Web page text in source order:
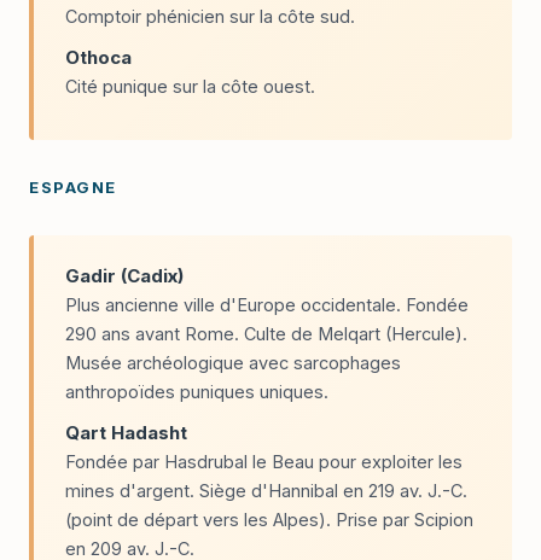
Comptoir phénicien sur la côte sud.
Othoca
Cité punique sur la côte ouest.
ESPAGNE
Gadir (Cadix)
Plus ancienne ville d'Europe occidentale. Fondée
290 ans avant Rome. Culte de Melqart (Hercule).
Musée archéologique avec sarcophages
anthropoïdes puniques uniques.
Qart Hadasht
Fondée par Hasdrubal le Beau pour exploiter les
mines d'argent. Siège d'Hannibal en 219 av. J.-C.
(point de départ vers les Alpes). Prise par Scipion
en 209 av. J.-C.